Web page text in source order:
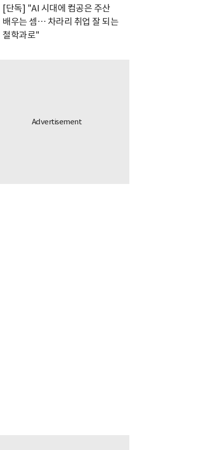
[단독] "AI 시대에 컴공은 주산
배우는 셈… 차라리 취업 잘 되는
철학과로"